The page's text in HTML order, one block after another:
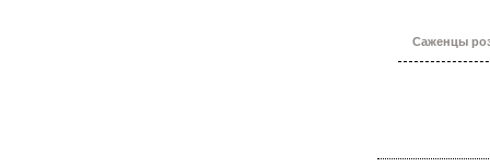
Саженцы